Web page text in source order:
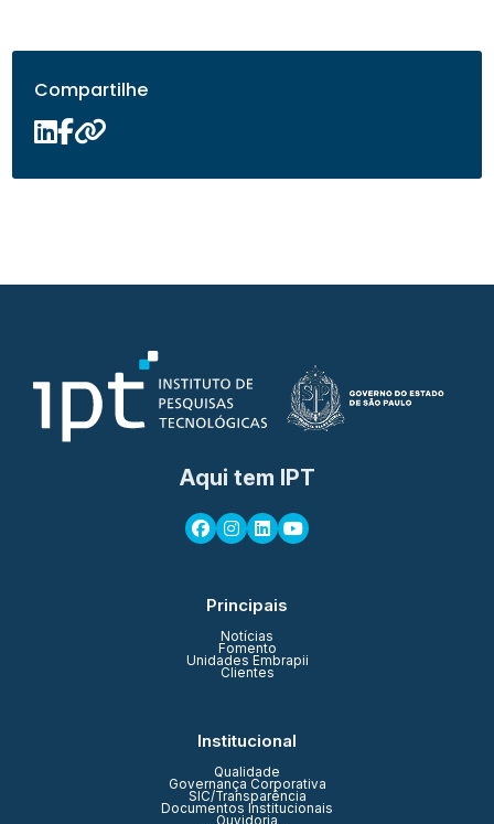
Compartilhe
Aqui tem IPT
Principais
Notícias
Fomento
Unidades Embrapii
Clientes
Institucional
Qualidade
Governança Corporativa
SIC/Transparência
Documentos Institucionais
Ouvidoria